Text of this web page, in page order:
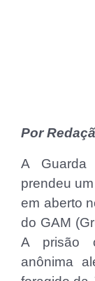
Por
A Guarda
prendeu
em aberto
do GAM
A prisão
anônima